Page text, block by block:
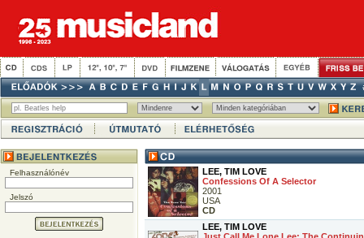
Felhasználónév
Jelszó
LEE, TIM LOVE
Confessions Of A Selector
2001
USA
CD
LEE, TIM LOVE